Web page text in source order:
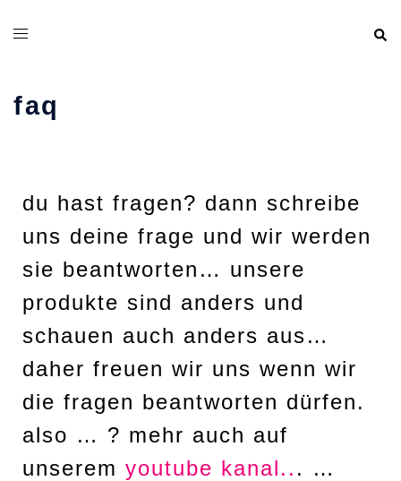
faq
du hast fragen? dann schreibe
uns deine frage und wir werden
sie beantworten… unsere
produkte sind anders und
schauen auch anders aus…
daher freuen wir uns wenn wir
die fragen beantworten dürfen.
also … ? mehr auch auf
unserem youtube kanal.. . …